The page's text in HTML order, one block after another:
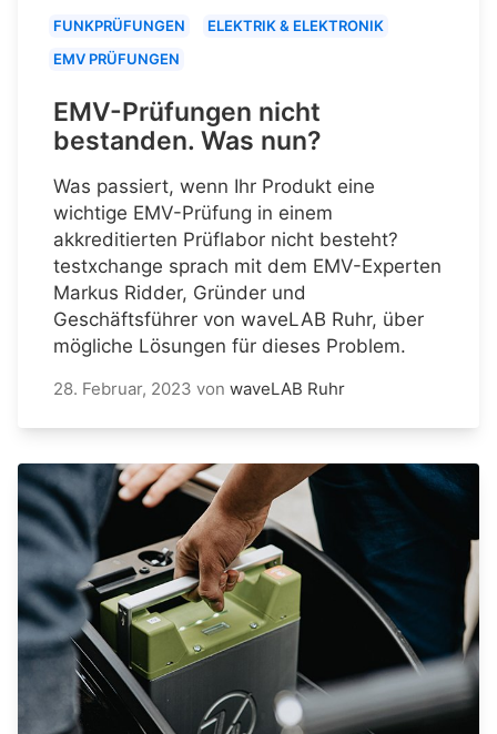
FUNKPRÜFUNGEN
ELEKTRIK & ELEKTRONIK
EMV PRÜFUNGEN
EMV-Prüfungen nicht
bestanden. Was nun?
Was passiert, wenn Ihr Produkt eine
wichtige EMV-Prüfung in einem
akkreditierten Prüflabor nicht besteht?
testxchange sprach mit dem EMV-Experten
Markus Ridder, Gründer und
Geschäftsführer von waveLAB Ruhr, über
mögliche Lösungen für dieses Problem.
28. Februar, 2023 von waveLAB Ruhr